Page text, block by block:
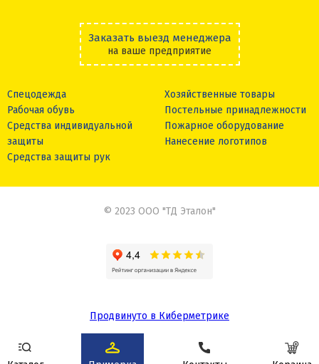
Заказать выезд менеджера
на ваше предприятие
Спецодежда
Рабочая обувь
Средства индивидуальной
защиты
Средства защиты рук
Хозяйственные товары
Постельные принадлежности
Пожарное оборудование
Нанесение логотипов
© 2023 ООО "ТД Эталон"
Продвинуто в Киберметрике
Сделано в